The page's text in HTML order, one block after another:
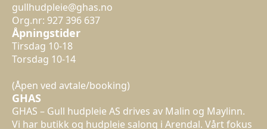
gullhudpleie@ghas.no
Org.nr: 927 396 637
Åpningstider
Tirsdag 10-18
Torsdag 10-14
(Åpen ved avtale/booking)
GHAS
GHAS – Gull hudpleie AS drives av Malin og Maylinn.
Vi har butikk og hudpleie salong i Arendal. Vårt fokus